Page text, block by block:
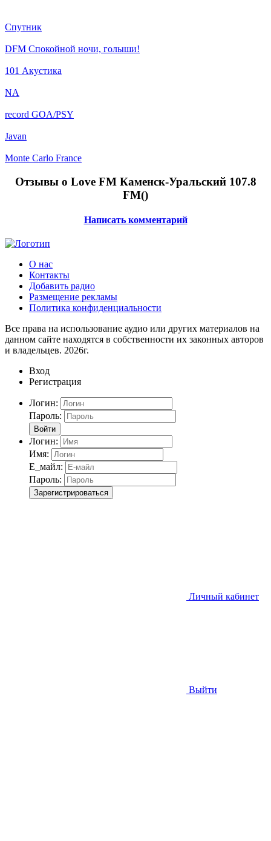
Спутник
DFM Спокойной ночи, голыши!
101 Акустика
NA
record GOA/PSY
Javan
Monte Carlo France
Отзывы о Love FM Каменск-Уральский 107.8
FM()
Написать комментарий
О нас
Контакты
Добавить радио
Размещение рекламы
Политика конфиденциальности
Все права на использование аудио или других материалов на
данном сайте находятся в собственности их законных авторов
и владельцев. 2026г.
Вход
Регистрация
Логин:
Пароль:
Войти
Логин:
Имя:
Е_майл:
Пароль:
Зарегистрироваться
Личный кабинет
Выйти